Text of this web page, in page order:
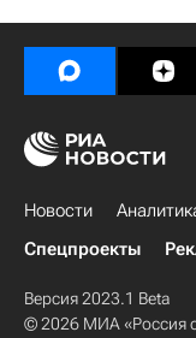
Новости
Спецпроекты
Версия 2023.1 Beta
© 2026 МИА «Россия